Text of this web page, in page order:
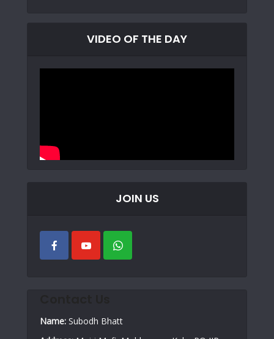
VIDEO OF THE DAY
JOIN US
Name: Subodh Bhatt